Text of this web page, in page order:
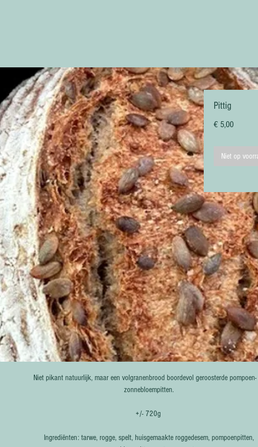
Pittig
€ 5,00Prijs
Niet op
Niet pikant natuurlijk, maar een volgranenbrood boordevol geroosterde pompoen-
zonnebloempitten.
+/- 720g
Ingrediënten: tarwe, rogge, spelt, huisgemaakte roggedesem, pompoenpitten,